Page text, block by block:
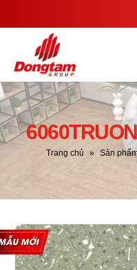
Trang chủ » Sản